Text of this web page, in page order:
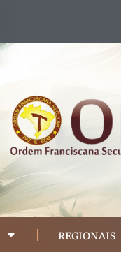
REGIONAIS